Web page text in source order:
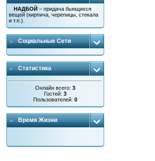
НАДБОЙ – придача бьющихся
вещей (кирпича, черепицы, стекала
и т.п.).
Социальные Сети
Статистика
Онлайн всего:3
Гостей:3
Пользователей:0
Время Жизни